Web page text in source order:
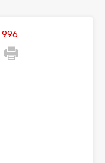
996